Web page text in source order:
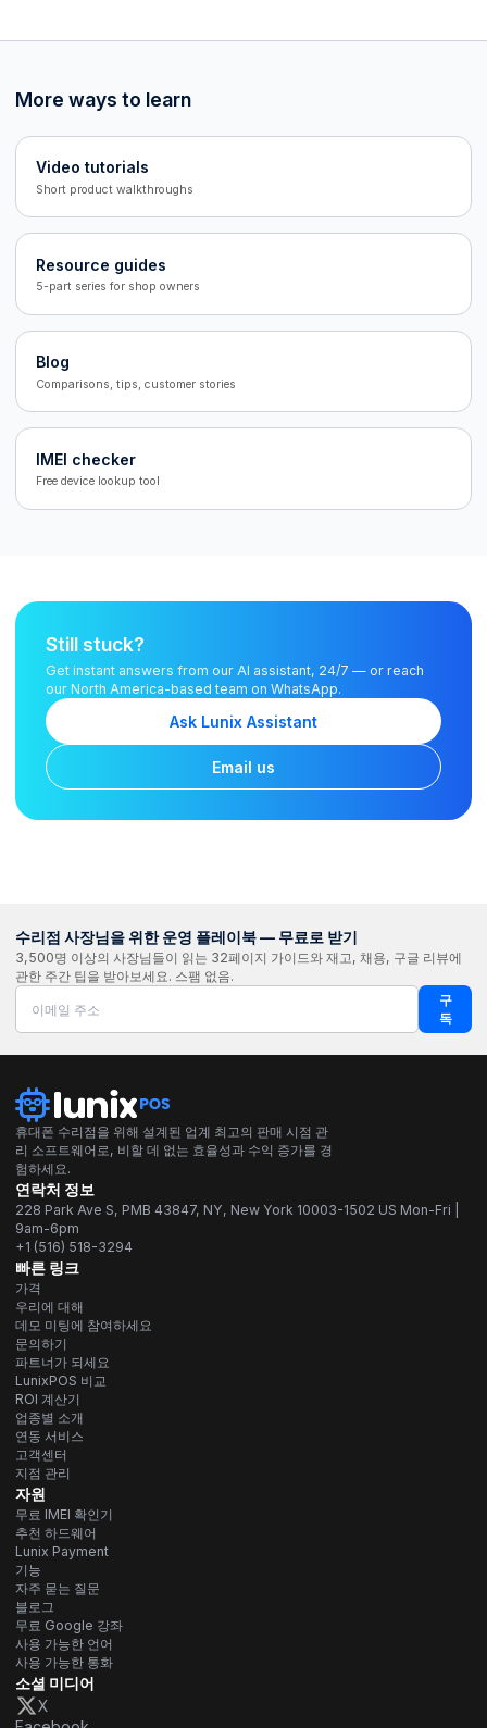
More ways to learn
Video tutorials
Short product walkthroughs
Resource guides
5-part series for shop owners
Blog
Comparisons, tips, customer stories
IMEI checker
Free device lookup tool
Still stuck?
Get instant answers from our AI assistant, 24/7 — or reach
our North America-based team on WhatsApp.
Ask Lunix Assistant
Email us
수리점 사장님을 위한 운영 플레이북 — 무료로 받기
3,500명 이상의 사장님들이 읽는 32페이지 가이드와 재고, 채용, 구글 리뷰에
관한 주간 팁을 받아보세요. 스팸 없음.
구
독
휴대폰 수리점을 위해 설계된 업계 최고의 판매 시점 관
리 소프트웨어로, 비할 데 없는 효율성과 수익 증가를 경
험하세요.
연락처 정보
228 Park Ave S, PMB 43847, NY, New York 10003-1502 US Mon-Fri |
9am-6pm
+1 (516) 518-3294
빠른 링크
가격
우리에 대해
데모 미팅에 참여하세요
문의하기
파트너가 되세요
LunixPOS 비교
ROI 계산기
업종별 소개
연동 서비스
고객센터
지점 관리
자원
무료 IMEI 확인기
추천 하드웨어
Lunix Payment
기능
자주 묻는 질문
블로그
무료 Google 강좌
사용 가능한 언어
사용 가능한 통화
소셜 미디어
X